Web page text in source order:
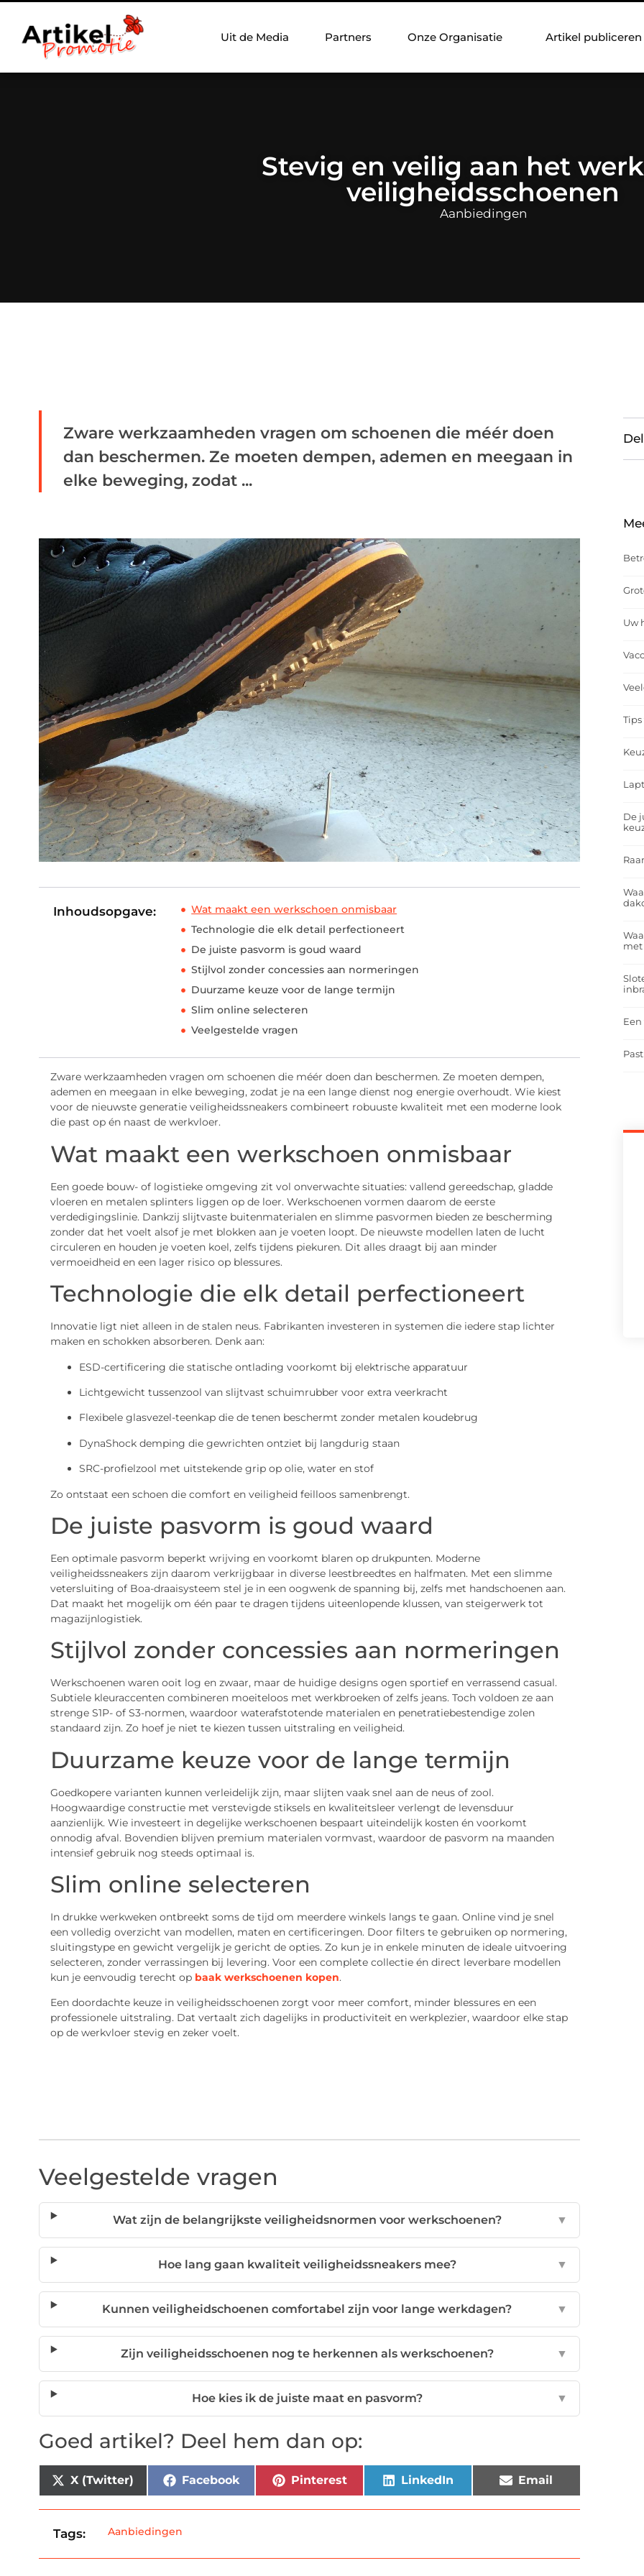
Uit de Media Partners Onze Organisatie Artikel publiceren
Stevig en veilig aan het
veiligheidsschoenen
Aanbiedingen
Zware werkzaamheden vragen om schoenen die méér doen
dan beschermen. Ze moeten dempen, ademen en meegaan in
elke beweging, zodat ...
Inhoudsopgave:
Wat maakt een werkschoen onmisbaar
Technologie die elk detail perfectioneert
De juiste pasvorm is goud waard
Stijlvol zonder concessies aan normeringen
Duurzame keuze voor de lange termijn
Slim online selecteren
Veelgestelde vragen
Zware werkzaamheden vragen om schoenen die méér doen dan beschermen. Ze moeten dempen,
ademen en meegaan in elke beweging, zodat je na een lange dienst nog energie overhoudt. Wie kiest
voor de nieuwste generatie veiligheidssneakers combineert robuuste kwaliteit met een moderne look
die past op én naast de werkvloer.
Wat maakt een werkschoen onmisbaar
Een goede bouw- of logistieke omgeving zit vol onverwachte situaties: vallend gereedschap, gladde
vloeren en metalen splinters liggen op de loer. Werkschoenen vormen daarom de eerste
verdedigingslinie. Dankzij slijtvaste buitenmaterialen en slimme pasvormen bieden ze bescherming
zonder dat het voelt alsof je met blokken aan je voeten loopt. De nieuwste modellen laten de lucht
circuleren en houden je voeten koel, zelfs tijdens piekuren. Dit alles draagt bij aan minder
vermoeidheid en een lager risico op blessures.
Technologie die elk detail perfectioneert
Innovatie ligt niet alleen in de stalen neus. Fabrikanten investeren in systemen die iedere stap lichter
maken en schokken absorberen. Denk aan:
ESD-certificering die statische ontlading voorkomt bij elektrische apparatuur
Lichtgewicht tussenzool van slijtvast schuimrubber voor extra veerkracht
Flexibele glasvezel-teenkap die de tenen beschermt zonder metalen koudebrug
DynaShock demping die gewrichten ontziet bij langdurig staan
SRC-profielzool met uitstekende grip op olie, water en stof
Zo ontstaat een schoen die comfort en veiligheid feilloos samenbrengt.
De juiste pasvorm is goud waard
Een optimale pasvorm beperkt wrijving en voorkomt blaren op drukpunten. Moderne
veiligheidssneakers zijn daarom verkrijgbaar in diverse leestbreedtes en halfmaten. Met een slimme
vetersluiting of Boa-draaisysteem stel je in een oogwenk de spanning bij, zelfs met handschoenen aan.
Dat maakt het mogelijk om één paar te dragen tijdens uiteenlopende klussen, van steigerwerk tot
magazijnlogistiek.
Stijlvol zonder concessies aan normeringen
Werkschoenen waren ooit log en zwaar, maar de huidige designs ogen sportief en verrassend casual.
Subtiele kleuraccenten combineren moeiteloos met werkbroeken of zelfs jeans. Toch voldoen ze aan
strenge S1P- of S3-normen, waardoor waterafstotende materialen en penetratiebestendige zolen
standaard zijn. Zo hoef je niet te kiezen tussen uitstraling en veiligheid.
Duurzame keuze voor de lange termijn
Goedkopere varianten kunnen verleidelijk zijn, maar slijten vaak snel aan de neus of zool.
Hoogwaardige constructie met verstevigde stiksels en kwaliteitsleer verlengt de levensduur
aanzienlijk. Wie investeert in degelijke werkschoenen bespaart uiteindelijk kosten én voorkomt
onnodig afval. Bovendien blijven premium materialen vormvast, waardoor de pasvorm na maanden
intensief gebruik nog steeds optimaal is.
Slim online selecteren
In drukke werkweken ontbreekt soms de tijd om meerdere winkels langs te gaan. Online vind je snel
een volledig overzicht van modellen, maten en certificeringen. Door filters te gebruiken op normering,
sluitingstype en gewicht vergelijk je gericht de opties. Zo kun je in enkele minuten de ideale uitvoering
selecteren, zonder verrassingen bij levering. Voor een complete collectie én direct leverbare modellen
kun je eenvoudig terecht opbaak werkschoenen kopen.
Een doordachte keuze in veiligheidsschoenen zorgt voor meer comfort, minder blessures en een
professionele uitstraling. Dat vertaalt zich dagelijks in productiviteit en werkplezier, waardoor elke stap
op de werkvloer stevig en zeker voelt.
Veelgestelde vragen
Wat zijn de belangrijkste veiligheidsnormen voor werkschoenen? ▼
Hoe lang gaan kwaliteit veiligheidssneakers mee? ▼
Kunnen veiligheidschoenen comfortabel zijn voor lange werkdagen? ▼
Zijn veiligheidsschoenen nog te herkennen als werkschoenen? ▼
Hoe kies ik de juiste maat en pasvorm? ▼
Goed artikel? Deel hem dan op:
X (Twitter) Facebook Pinterest LinkedIn Email
Tags: Aanbiedingen
Uw
De
met